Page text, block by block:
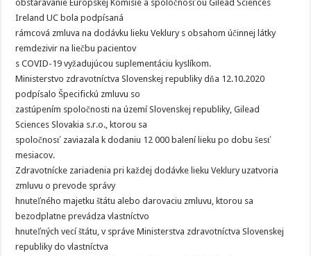
obstarávanie Európskej Komisie a spoločnosťou Gilead Sciences
Ireland UC bola podpísaná
rámcová zmluva na dodávku lieku Veklury s obsahom účinnej látky
remdezivir na liečbu pacientov
s COVID-19 vyžadujúcou suplementáciu kyslíkom.
Ministerstvo zdravotníctva Slovenskej republiky dňa 12.10.2020
podpísalo Špecifickú zmluvu so
zastúpením spoločnosti na území Slovenskej republiky, Gilead
Sciences Slovakia s.r.o., ktorou sa
spoločnosť zaviazala k dodaniu 12 000 balení lieku po dobu šesť
mesiacov.
Zdravotnícke zariadenia pri každej dodávke lieku Veklury uzatvoria
zmluvu o prevode správy
hnuteľného majetku štátu alebo darovaciu zmluvu, ktorou sa
bezodplatne prevádza vlastníctvo
hnuteľných vecí štátu, v správe Ministerstva zdravotníctva Slovenskej
republiky do vlastníctva